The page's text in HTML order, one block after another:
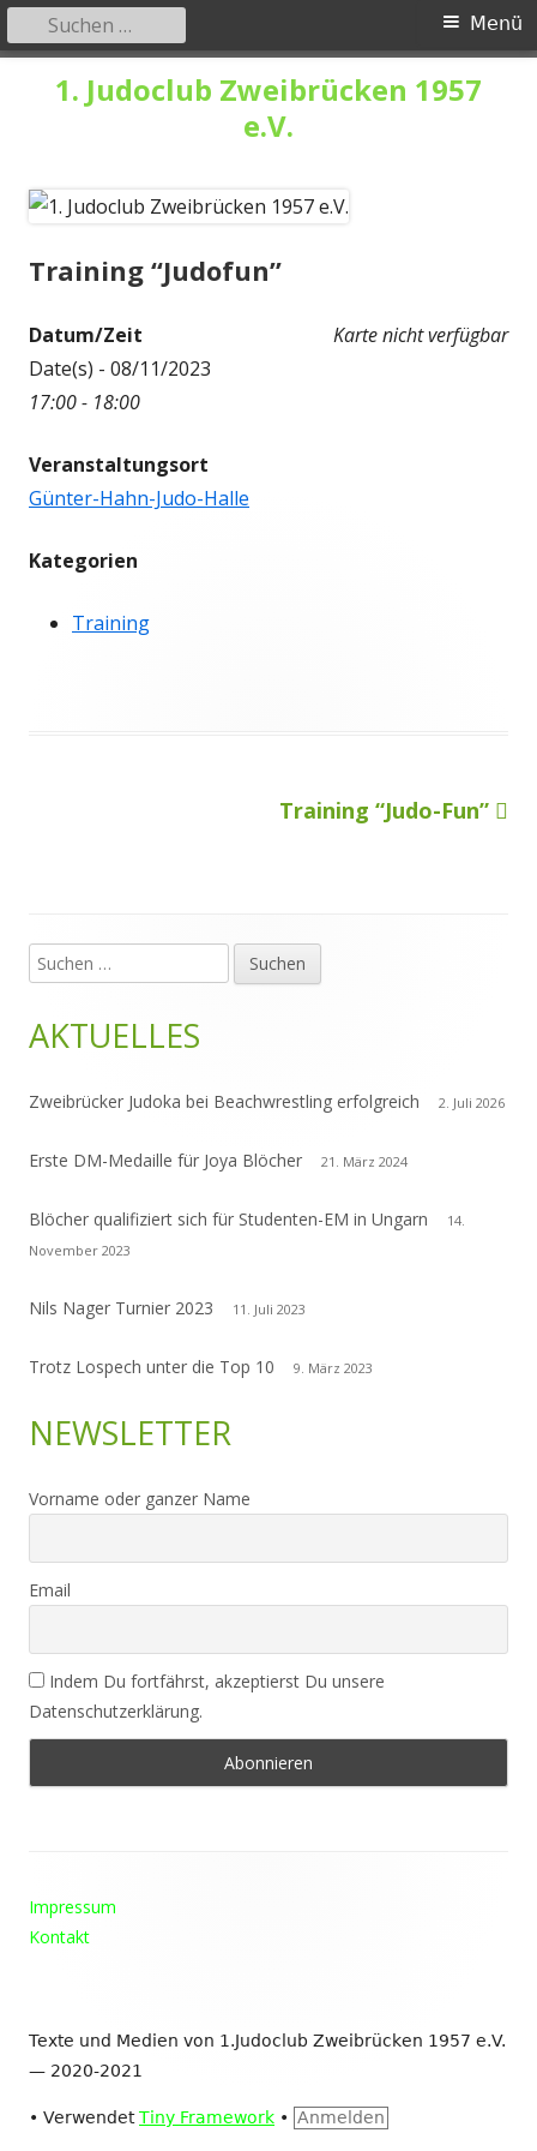
1. Judoclub Zweibrücken 1957
e.V.
Primäres
Menü
Menü
Suchen
nach:
Training “Judofun”
Karte nicht verfügbar
Datum/Zeit
Date(s) - 08/11/2023
17:00 - 18:00
Veranstaltungsort
Günter-Hahn-Judo-Halle
Kategorien
Training
BeitragsnavigationNächster
Training “Judo-Fun”
Haupt-
Seitenleiste
Suchen
nach:
AKTUELLES
Zweibrücker Judoka bei Beachwrestling erfolgreich 2. Juli 2026
Erste DM-Medaille für Joya Blöcher 21. März 2024
Blöcher qualifiziert sich für Studenten-EM in Ungarn
14.
November 2023
Nils Nager Turnier 2023 11. Juli 2023
Trotz Lospech unter die Top 10 9. März 2023
NEWSLETTER
Vorname oder ganzer Name
Email
Indem Du fortfährst, akzeptierst Du unsere
Datenschutzerklärung.
Inhalt
Impressum
Kontakt
Texte und Medien von 1.Judoclub Zweibrücken 1957 e.V.
— 2020-2021
• VerwendetTiny Framework • Anmelden